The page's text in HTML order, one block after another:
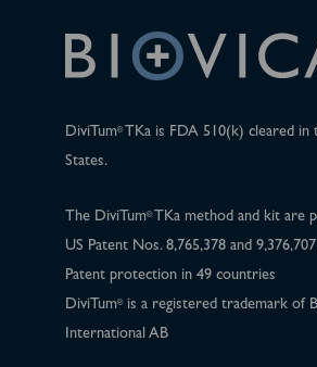
DiviTum®TKa is FDA 510(k) cleared in
States.
The DiviTum®TKa method and kit are
US Patent Nos. 8,765,378 and
Patent protection in 49 countries
DiviTum®is a registered trademark of
International AB